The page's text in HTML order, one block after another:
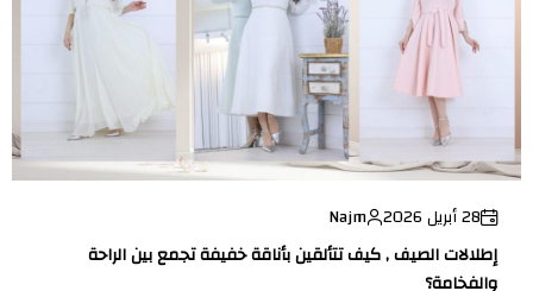
28 أبريل 2026
Najm
إطلالات الصيف , كيف تتألقين بأناقة خفيفة تجمع بين الراحة
والفخامة؟